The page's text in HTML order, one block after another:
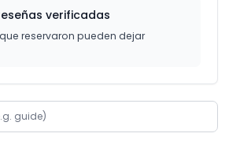
verificadas
reservaron pueden dejar